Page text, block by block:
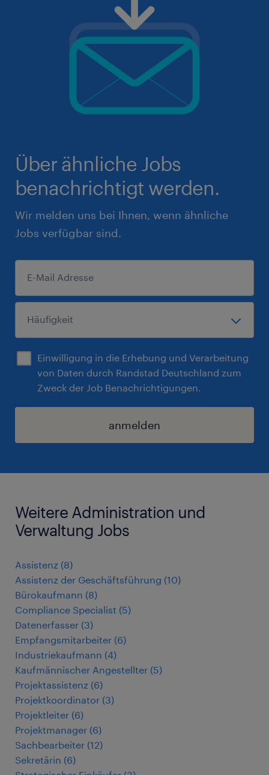
Über ähnliche Jobs
benachrichtigt werden.
Wir melden uns bei Ihnen, wenn ähnliche
Jobs verfügbar sind.
Einwilligung in die Erhebung und Verarbeitung
von Daten durch Randstad Deutschland zum
Zweck der Job Benachrichtigungen.
anmelden
Weitere Administration und
Verwaltung Jobs
Assistenz (8)
Assistenz der Geschäftsführung (10)
Bürokaufmann (8)
Compliance Specialist (5)
Datenerfasser (3)
Empfangsmitarbeiter (6)
Industriekaufmann (4)
Kaufmännischer Angestellter (5)
Projektassistenz (6)
Projektkoordinator (3)
Projektleiter (6)
Projektmanager (6)
Sachbearbeiter (12)
Sekretärin (6)